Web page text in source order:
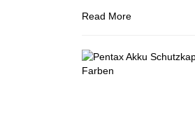
Read More